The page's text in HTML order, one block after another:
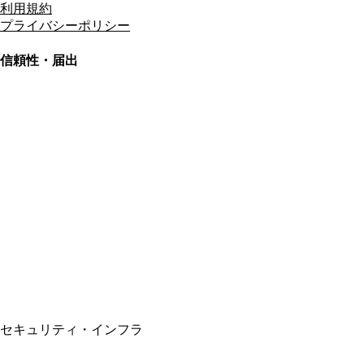
利用規約
プライバシーポリシー
信頼性・届出
セキュリティ・インフラ